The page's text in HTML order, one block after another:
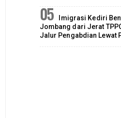
Imigrasi Kediri
Jombang dari Jerat
Jalur Pengabdian Lewat